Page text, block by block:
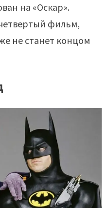
на «Оскар».
фильм,
не станет концом